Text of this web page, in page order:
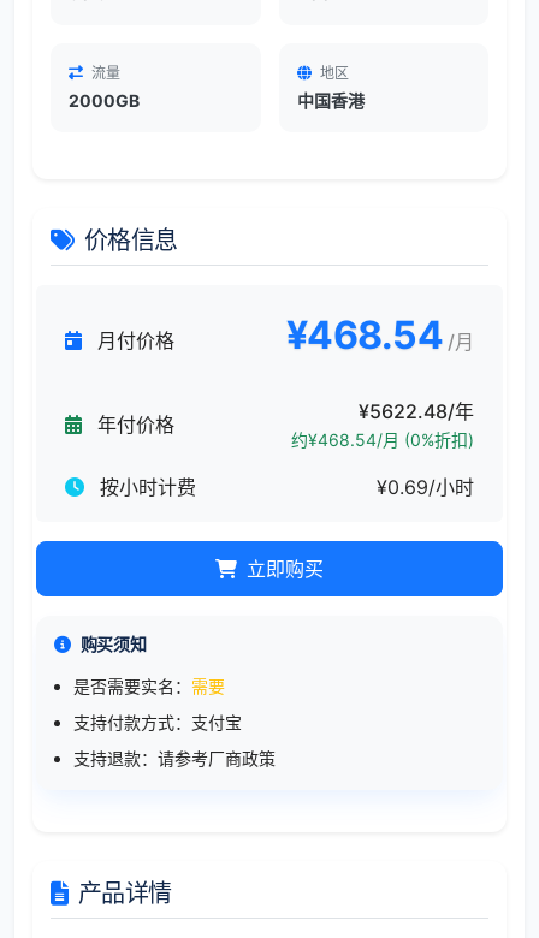
流量
2000GB
地区
中国香港
价格信息
月付价格 ¥468.54 /月
年付价格
¥5622.48/年
约¥468.54/月 (0%折扣)
按小时计费 ¥0.69/小时
立即购买
购买须知
是否需要实名： 需要
支持付款方式：支付宝
支持退款：请参考厂商政策
产品详情